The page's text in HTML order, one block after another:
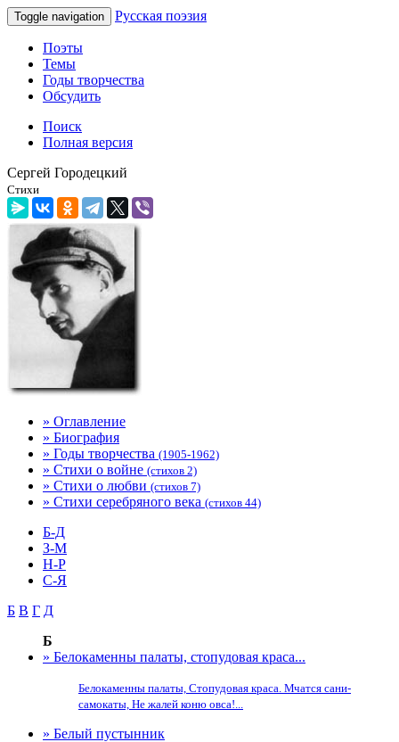
Toggle navigation Русская поэзия
Поэты
Темы
Годы творчества
Обсудить
Поиск
Полная версия
Сергей Городецкий
Стихи
» Оглавление
» Биография
» Годы творчества (1905-1962)
» Стихи о войне (стихов 2)
» Стихи о любви (стихов 7)
» Стихи серебряного века (стихов 44)
Б-Д
З-М
Н-Р
С-Я
Б В Г Д
Б
» Белокаменны палаты, стопудовая краса...
Белокаменны палаты, Стопудовая краса. Мчатся сани-
самокаты, Не жалей коню овса!...
» Белый пустынник